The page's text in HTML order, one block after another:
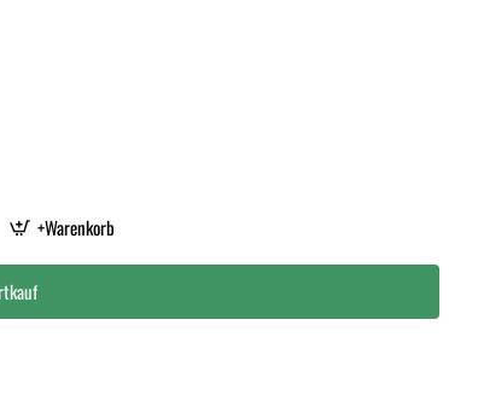
+Warenkorb